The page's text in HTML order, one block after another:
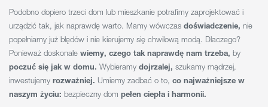
Podobno dopiero trzeci dom lub mieszkanie potrafimy zaprojektować i
urządzić tak, jak naprawdę warto. Mamy wówczas doświadczenie, nie
popełniamy już błędów i nie kierujemy się chwilową modą. Dlaczego?
Ponieważ doskonale wiemy, czego tak naprawdę nam trzeba, by
poczuć się jak w domu. Wybieramy dojrzalej, szukamy mądrzej,
inwestujemy rozważniej. Umiemy zadbać o to, co najważniejsze w
naszym życiu: bezpieczny dom pełen ciepła i harmonii.